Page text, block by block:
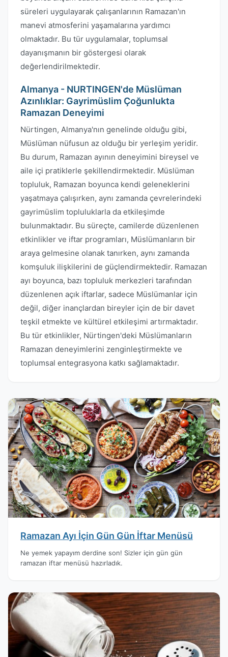
süreleri uygulayarak çalışanlarının Ramazan'ın
manevi atmosferini yaşamalarına yardımcı
olmaktadır. Bu tür uygulamalar, toplumsal
dayanışmanın bir göstergesi olarak
değerlendirilmektedir.
Almanya - NURTINGEN'de Müslüman
Azınlıklar: Gayrimüslim Çoğunlukta
Ramazan Deneyimi
Nürtingen, Almanya'nın genelinde olduğu gibi,
Müslüman nüfusun az olduğu bir yerleşim yeridir.
Bu durum, Ramazan ayının deneyimini bireysel ve
aile içi pratiklerle şekillendirmektedir. Müslüman
topluluk, Ramazan boyunca kendi geleneklerini
yaşatmaya çalışırken, aynı zamanda çevrelerindeki
gayrimüslim topluluklarla da etkileşimde
bulunmaktadır. Bu süreçte, camilerde düzenlenen
etkinlikler ve iftar programları, Müslümanların bir
araya gelmesine olanak tanırken, aynı zamanda
komşuluk ilişkilerini de güçlendirmektedir. Ramazan
ayı boyunca, bazı topluluk merkezleri tarafından
düzenlenen açık iftarlar, sadece Müslümanlar için
değil, diğer inançlardan bireyler için de bir davet
teşkil etmekte ve kültürel etkileşimi artırmaktadır.
Bu tür etkinlikler, Nürtingen'deki Müslümanların
Ramazan deneyimlerini zenginleştirmekte ve
toplumsal entegrasyona katkı sağlamaktadır.
Ramazan Ayı İçin Gün Gün İftar Menüsü
Ne yemek yapayım derdine son! Sizler için gün gün
ramazan iftar menüsü hazırladık.